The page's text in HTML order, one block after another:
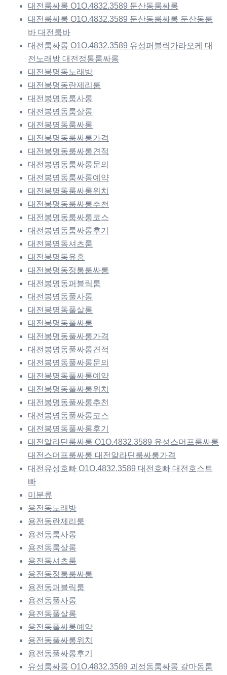
대전룸싸롱 O1O.4832.3589 둔산동룸싸롱
대전룸싸롱 O1O.4832.3589 둔산동룸싸롱 둔산동룸
바 대전룸바
대전룸싸롱 O1O.4832.3589 유성퍼블릭가라오케 대
전노래방 대전정통룸싸롱
대전봉명동노래방
대전봉명동란제리룸
대전봉명동룸사롱
대전봉명동룸살롱
대전봉명동룸싸롱
대전봉명동룸싸롱가격
대전봉명동룸싸롱견적
대전봉명동룸싸롱문의
대전봉명동룸싸롱예약
대전봉명동룸싸롱위치
대전봉명동룸싸롱추천
대전봉명동룸싸롱코스
대전봉명동룸싸롱후기
대전봉명동셔츠룸
대전봉명동유흥
대전봉명동정통룸싸롱
대전봉명동퍼블릭룸
대전봉명동풀사롱
대전봉명동풀살롱
대전봉명동풀싸롱
대전봉명동풀싸롱가격
대전봉명동풀싸롱견적
대전봉명동풀싸롱문의
대전봉명동풀싸롱예약
대전봉명동풀싸롱위치
대전봉명동풀싸롱추천
대전봉명동풀싸롱코스
대전봉명동풀싸롱후기
대전알라딘룸싸롱 O1O.4832.3589 유성스머프룸싸롱
대전스머프룸싸롱 대전알라딘룸싸롱가격
대전유성호빠 O1O.4832.3589 대전호빠 대전호스트
빠
미분류
용전동노래방
용전동란제리룸
용전동룸사롱
용전동룸살롱
용전동셔츠룸
용전동정통룸싸롱
용전동퍼블릭룸
용전동풀사롱
용전동풀살롱
용전동풀싸롱예약
용전동풀싸롱위치
용전동풀싸롱후기
유성룸싸롱 O1O.4832.3589 괴정동룸싸롱 갈마동룸